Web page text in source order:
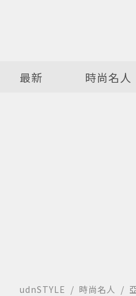
最新 時尚名人
udnSTYLE 時尚名人